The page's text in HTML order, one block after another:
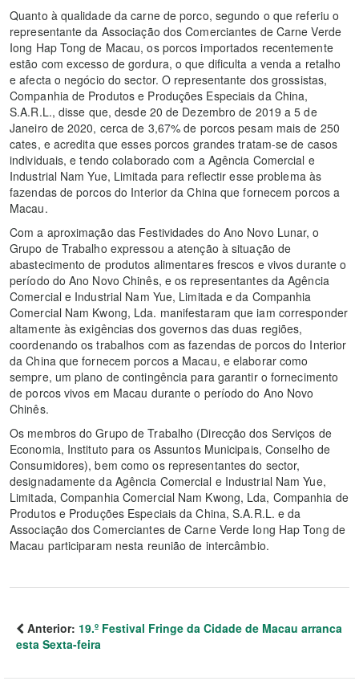
Quanto à qualidade da carne de porco, segundo o que referiu o
representante da Associação dos Comerciantes de Carne Verde
Iong Hap Tong de Macau, os porcos importados recentemente
estão com excesso de gordura, o que dificulta a venda a retalho
e afecta o negócio do sector. O representante dos grossistas,
Companhia de Produtos e Produções Especiais da China,
S.A.R.L., disse que, desde 20 de Dezembro de 2019 a 5 de
Janeiro de 2020, cerca de 3,67% de porcos pesam mais de 250
cates, e acredita que esses porcos grandes tratam-se de casos
individuais, e tendo colaborado com a Agência Comercial e
Industrial Nam Yue, Limitada para reflectir esse problema às
fazendas de porcos do Interior da China que fornecem porcos a
Macau.
Com a aproximação das Festividades do Ano Novo Lunar, o
Grupo de Trabalho expressou a atenção à situação de
abastecimento de produtos alimentares frescos e vivos durante o
período do Ano Novo Chinês, e os representantes da Agência
Comercial e Industrial Nam Yue, Limitada e da Companhia
Comercial Nam Kwong, Lda. manifestaram que iam corresponder
altamente às exigências dos governos das duas regiões,
coordenando os trabalhos com as fazendas de porcos do Interior
da China que fornecem porcos a Macau, e elaborar como
sempre, um plano de contingência para garantir o fornecimento
de porcos vivos em Macau durante o período do Ano Novo
Chinês.
Os membros do Grupo de Trabalho (Direcção dos Serviços de
Economia, Instituto para os Assuntos Municipais, Conselho de
Consumidores), bem como os representantes do sector,
designadamente da Agência Comercial e Industrial Nam Yue,
Limitada, Companhia Comercial Nam Kwong, Lda, Companhia de
Produtos e Produções Especiais da China, S.A.R.L. e da
Associação dos Comerciantes de Carne Verde Iong Hap Tong de
Macau participaram nesta reunião de intercâmbio.
Anterior: 19.º Festival Fringe da Cidade de Macau arranca
esta Sexta-feira